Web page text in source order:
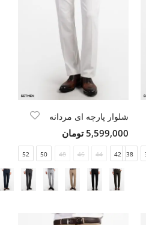
38
شلوار پارچه ای مردانه
5,599,000 تومان
42
44
46
48
50
52